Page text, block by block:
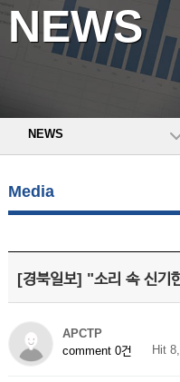
NEWS
NEWS
Media
[경북일보] "소리 속 신기
APCTP
comment 0건
Hit